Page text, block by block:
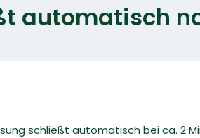
automatisch
schließt automatisch bei ca. 2